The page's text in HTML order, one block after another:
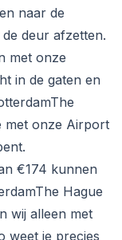
naar de
deur afzetten.
met onze
in de gaten en
met onze Airport
€174 kunnen
Hague
wij alleen met
weet je precies